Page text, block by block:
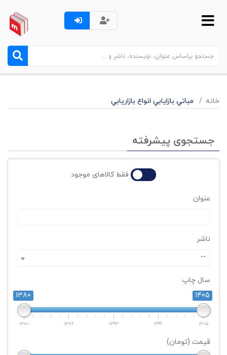
خانه مباتي بازايابي انواع بازاريابي
جستجوی پیشرفته
فقط کالاهای موجود
عنوان
ناشر
--
سال چاپ
1380
1405
1380 1386 1393 1399 1405
قیمت (تومان)